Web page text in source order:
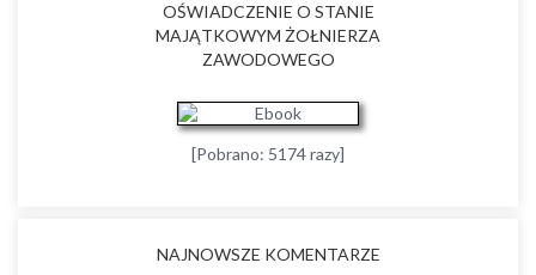
OŚWIADCZENIE O STANIE
MAJĄTKOWYM ŻOŁNIERZA
ZAWODOWEGO
[Pobrano: 5174 razy]
NAJNOWSZE KOMENTARZE